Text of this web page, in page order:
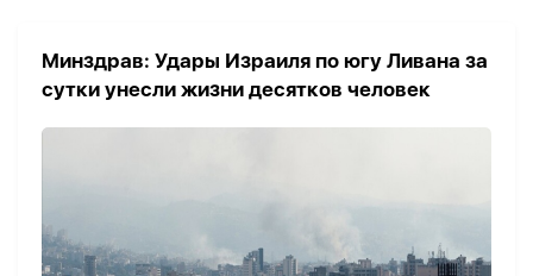
Минздрав: Удары Израиля по югу Ливана за
сутки унесли жизни десятков человек